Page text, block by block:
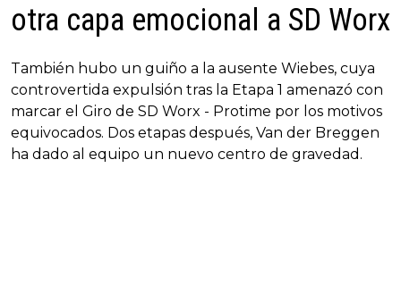
otra capa emocional a SD Worx
También hubo un guiño a la ausente Wiebes, cuya
controvertida expulsión tras la Etapa 1 amenazó con
marcar el Giro de SD Worx - Protime por los motivos
equivocados. Dos etapas después, Van der Breggen
ha dado al equipo un nuevo centro de gravedad.